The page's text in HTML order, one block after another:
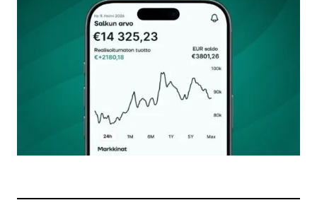
Kommentti*
Nimesi tai nimimerkkisi
Sähköpostiosoitteesi
Tilaa SalkunRakentajan uutiskirje